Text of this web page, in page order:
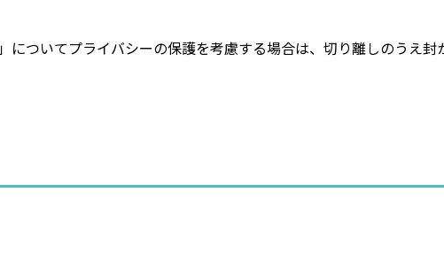
についてプライバシーの保護を考慮する場合は、切り離しのうえ封